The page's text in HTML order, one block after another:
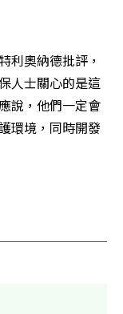
利奧納德批評，
人士關心的是這
說，他們一定會
環境，同時開發